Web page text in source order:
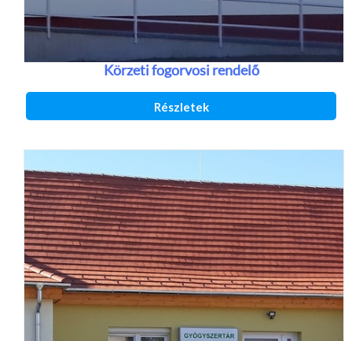
Körzeti fogorvosi rendelő
Részletek